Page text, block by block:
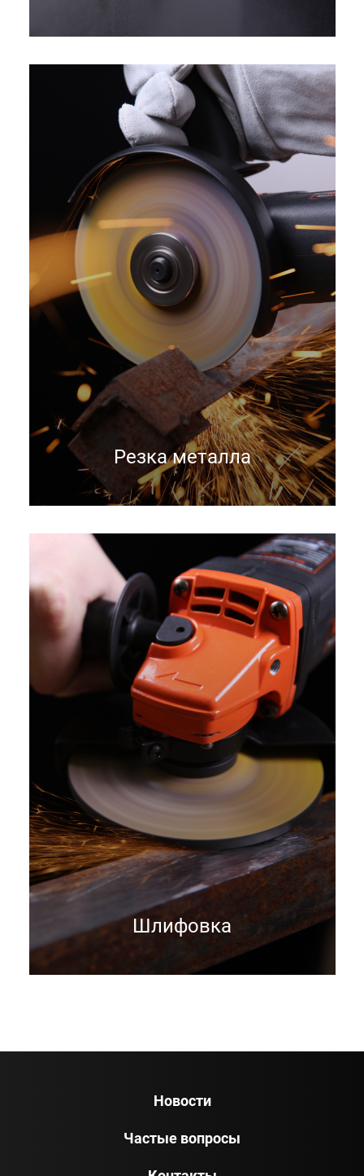
Резка металла
Шлифовка
Новости
Частые вопросы